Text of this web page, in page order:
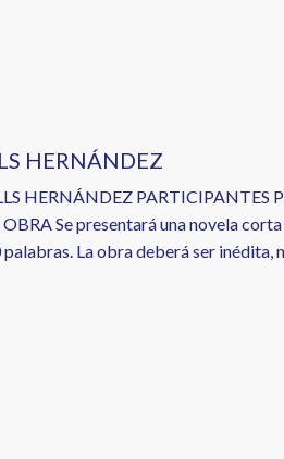
HERNÁNDEZ
HERNÁNDEZ PARTICIPANTES
Se presentará una novela
La obra deberá ser inédita,